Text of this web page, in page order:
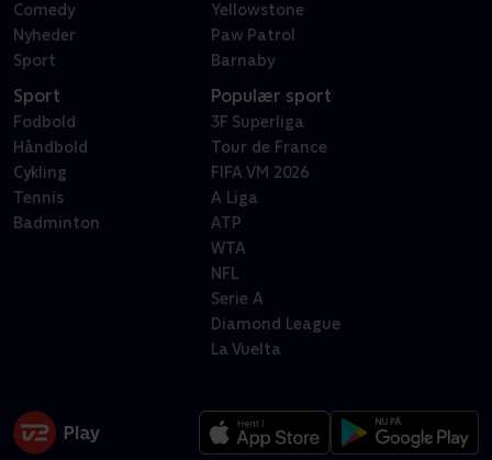
Comedy
Nyheder
Sport
Yellowstone
Paw Patrol
Barnaby
Sport
Fodbold
Håndbold
Cykling
Tennis
Badminton
Populær sport
3F Superliga
Tour de France
FIFA VM 2026
A Liga
ATP
WTA
NFL
Serie A
Diamond League
La Vuelta